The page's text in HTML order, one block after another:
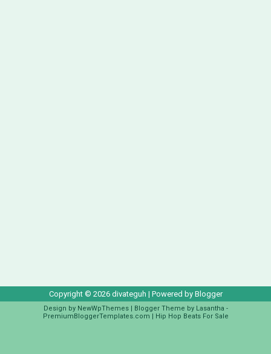
Copyright © 2026 divateguh | Powered by Blogger
Design by NewWpThemes| Blogger Theme by Lasantha -
PremiumBloggerTemplates.com | Hip Hop Beats For Sale